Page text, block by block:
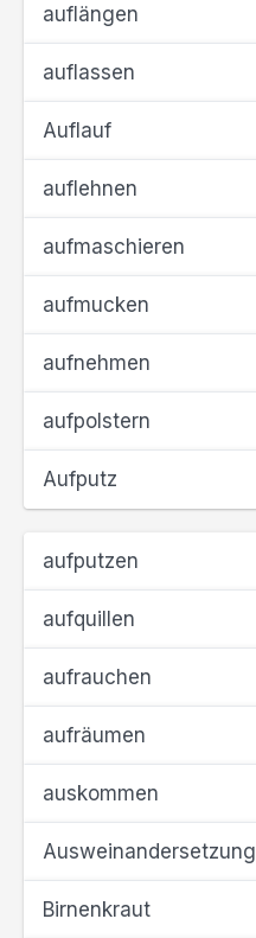
auflängen
auflassen
Auflauf
auflehnen
aufmaschieren
aufmucken
aufnehmen
aufpolstern
Aufputz
aufputzen
aufquillen
aufrauchen
aufräumen
auskommen
Ausweinandersetzung
Birnenkraut